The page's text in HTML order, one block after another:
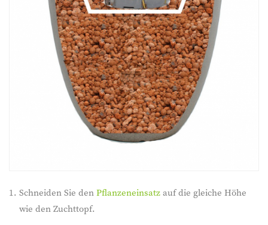
Schneiden Sie denPflanzeneinsatzauf die gleiche Höhe
wie den Zuchttopf.